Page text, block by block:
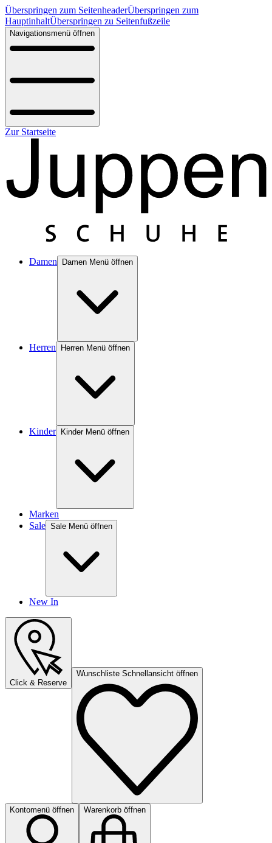
Überspringen zum SeitenheaderÜberspringen zum
HauptinhaltÜberspringen zu Seitenfußzeile
Navigationsmenü öffnen
Zur Startseite
Damen Damen Menü öffnen
Herren Herren Menü öffnen
Kinder Kinder Menü öffnen
Marken
Sale Sale Menü öffnen
New In
Click & Reserve
Wunschliste Schnellansicht öffnen
Kontomenü öffnen Warenkorb öffnen